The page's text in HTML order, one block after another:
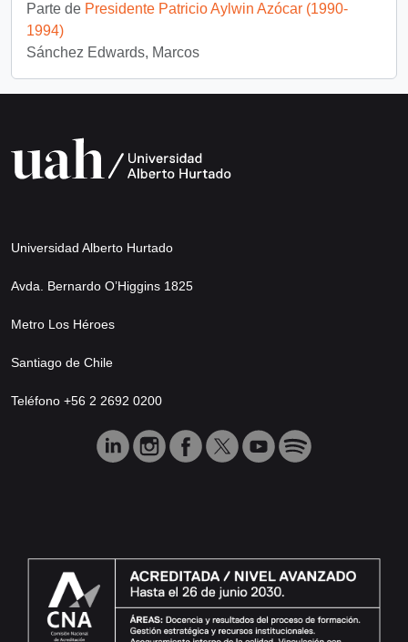
Parte de Presidente Patricio Aylwin Azócar (1990-
1994)
Sánchez Edwards, Marcos
Universidad Alberto Hurtado
Avda. Bernardo O’Higgins 1825
Metro Los Héroes
Santiago de Chile
Teléfono +56 2 2692 0200